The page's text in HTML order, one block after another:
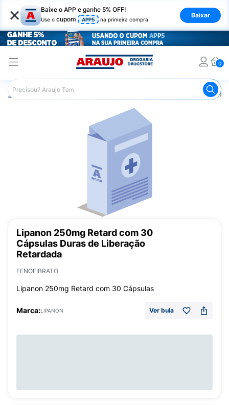
× Baixe o APP e ganhe 5% OFF!
Use o cupom APP5 na primeira compra
Baixar
0
Araujo Medicamentos
Lipanon 250mg Retard com 30
Cápsulas Duras de Liberação
Retardada
FENOFIBRATO
Lipanon 250mg Retard com 30 Cápsulas
Marca:LIPANON Ver bula